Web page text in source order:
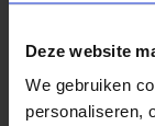
Deze website
We gebruiken
personaliseren,
Wat